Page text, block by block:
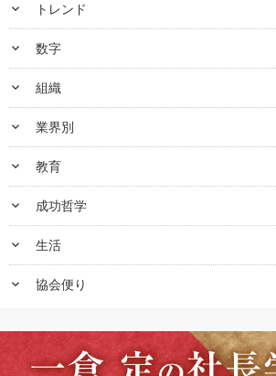
keyboard_arrow_down トレンド
keyboard_arrow_down 数字
keyboard_arrow_down 組織
keyboard_arrow_down 業界別
keyboard_arrow_down 教育
keyboard_arrow_down 成功哲学
keyboard_arrow_down 生活
keyboard_arrow_down 協会便り